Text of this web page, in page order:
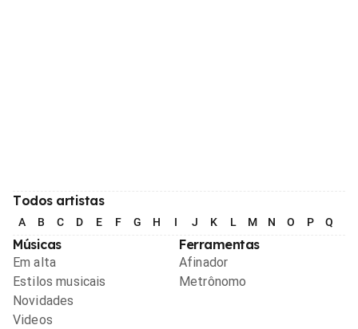
Todos artistas
A B C D E F G H I J K L M N O P Q
Músicas
Em alta
Estilos musicais
Novidades
Videos
Ferramentas
Afinador
Metrônomo